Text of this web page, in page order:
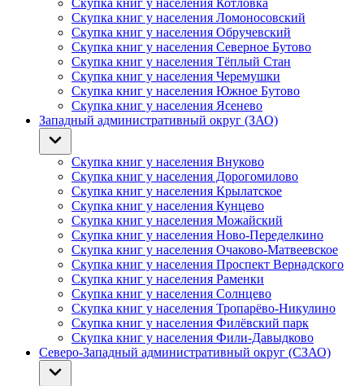
Скупка книг у населения Котловка
Скупка книг у населения Ломоносовский
Скупка книг у населения Обручевский
Скупка книг у населения Северное Бутово
Скупка книг у населения Тёплый Стан
Скупка книг у населения Черемушки
Скупка книг у населения Южное Бутово
Скупка книг у населения Ясенево
Западный административный округ (ЗАО)
Скупка книг у населения Внуково
Скупка книг у населения Дорогомилово
Скупка книг у населения Крылатское
Скупка книг у населения Кунцево
Скупка книг у населения Можайский
Скупка книг у населения Ново-Переделкино
Скупка книг у населения Очаково-Матвеевское
Скупка книг у населения Проспект Вернадского
Скупка книг у населения Раменки
Скупка книг у населения Солнцево
Скупка книг у населения Тропарёво-Никулино
Скупка книг у населения Филёвский парк
Скупка книг у населения Фили-Давыдково
Северо-Западный административный округ (СЗАО)